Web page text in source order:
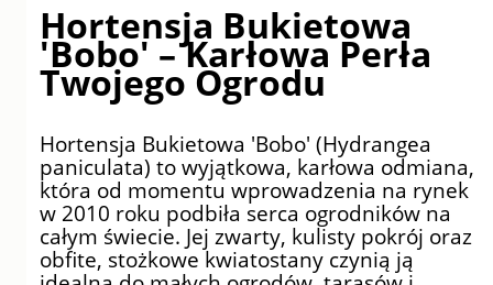
Hortensja Bukietowa
'Bobo' – Karłowa Perła
Twojego Ogrodu
Hortensja Bukietowa 'Bobo' (Hydrangea
paniculata) to wyjątkowa, karłowa odmiana,
która od momentu wprowadzenia na rynek
w 2010 roku podbiła serca ogrodników na
całym świecie. Jej zwarty, kulisty pokrój oraz
obfite, stożkowe kwiatostany czynią ją